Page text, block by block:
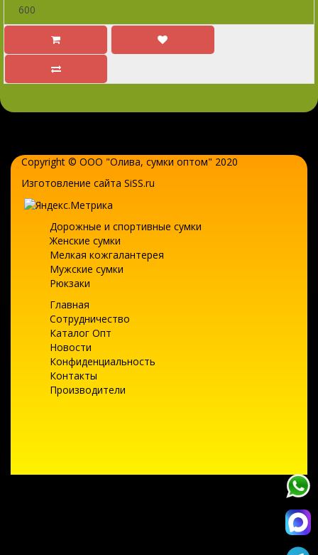
600
Copyright © ООО "Олива, сумки оптом" 2020
Изготовление сайта SiSS.ru
Дорожные и спортивные сумки
Женские сумки
Мелкая кожгалантерея
Мужские сумки
Рюкзаки
Главная
Сотрудничество
Каталог Опт
Новости
Конфиденциальность
Контакты
Производители